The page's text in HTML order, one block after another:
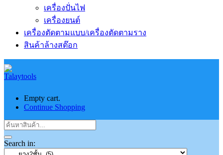
เครื่องปั่นไฟ
เครื่องยนต์
เครื่องตัดตามแบบ/เครื่องตัดตามราง
สินค้าล้างสต๊อก
Empty cart.
Continue Shopping
Search in: